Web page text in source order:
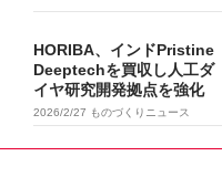
HORIBA、インドPristine
Deeptechを買収し人工ダ
イヤ研究開発拠点を強化
2026/2/27 ものづくりニュース